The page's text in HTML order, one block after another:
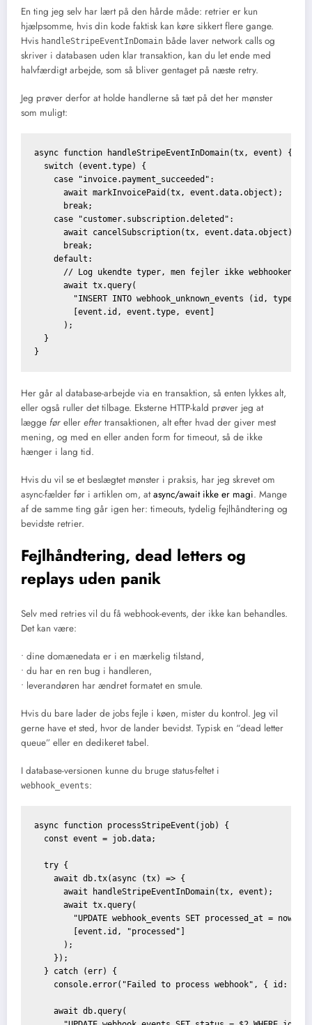
En ting jeg selv har lært på den hårde måde: retrier er kun
hjælpsomme, hvis din kode faktisk kan køre sikkert flere gange.
Hvis handleStripeEventInDomain både laver network calls og
skriver i databasen uden klar transaktion, kan du let ende med
halvfærdigt arbejde, som så bliver gentaget på næste retry.
Jeg prøver derfor at holde handlerne så tæt på det her mønster
som muligt:
async function handleStripeEventInDomain(tx, event) {
  switch (event.type) {
    case "invoice.payment_succeeded":
      await markInvoicePaid(tx, event.data.object);
      break;
    case "customer.subscription.deleted":
      await cancelSubscription(tx, event.data.object);
      break;
    default:
      // Log ukendte typer, men fejler ikke webhooken
      await tx.query(
"INSERT INTO webhook_unknown_events (id, type,
        [event.id, event.type, event]
      );
  }
Her går al database-arbejde via en transaktion, så enten lykkes alt,
eller også ruller det tilbage. Eksterne HTTP-kald prøver jeg at
lægge før eller efter transaktionen, alt efter hvad der giver mest
mening, og med en eller anden form for timeout, så de ikke
hænger i lang tid.
Hvis du vil se et beslægtet mønster i praksis, har jeg skrevet om
async-fælder før i artiklen om, atasync/await ikke er magi. Mange
af de samme ting går igen her: timeouts, tydelig fejlhåndtering og
bevidste retrier.
Fejlhåndtering, dead letters og
replays uden panik
Selv med retries vil du få webhook-events, der ikke kan behandles.
Det kan være:
• dine domænedata er i en mærkelig tilstand,
• du har en ren bug i handleren,
• leverandøren har ændret formatet en smule.
Hvis du bare lader de jobs fejle i køen, mister du kontrol. Jeg vil
gerne have et sted, hvor de lander bevidst. Typisk en “dead letter
queue” eller en dedikeret tabel.
I database-versionen kunne du bruge status-feltet i
webhook_events:
async function processStripeEvent(job) {
  const event = job.data;
  try {
    await db.tx(async (tx) => {
      await handleStripeEventInDomain(tx, event);
      await tx.query(
"UPDATE webhook_events SET processed_at = now(),
        [event.id, "processed"]
      );
    });
  } catch (err) {
console.error("Failed to process webhook", { id:
    await db.query(